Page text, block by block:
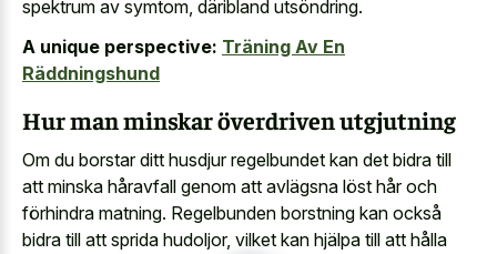
spektrum av symtom, däribland utsöndring.
A unique perspective: Träning Av En
Räddningshund
Hur man minskar överdriven utgjutning
Om du borstar ditt husdjur regelbundet kan det bidra till
att minska håravfall genom att avlägsna löst hår och
förhindra matning. Regelbunden borstning kan också
bidra till att sprida hudoljor, vilket kan hjälpa till att hålla